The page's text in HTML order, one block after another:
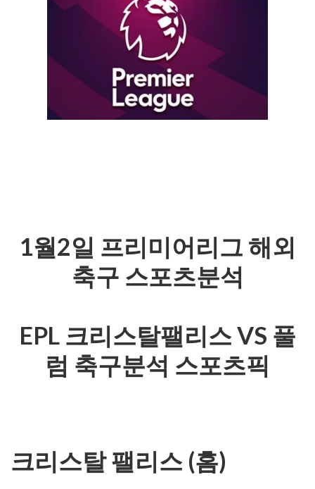
1월2일 프리미어리그 해외
축구 스포츠분석
EPL 크리스탈팰리스 VS 풀
럼 축구분석 스포츠픽
크리스탈 팰리스 (홈)